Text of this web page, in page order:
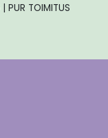
PUR TOIMITUS